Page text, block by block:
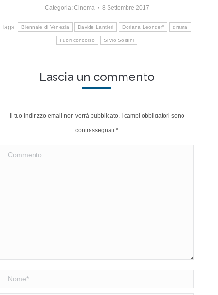
Categoria: Cinema 8 Settembre 2017
Tags: Biennale di Venezia Davide Lantieri Doriana Leondeff drama
Fuori concorso Silvio Soldini
Lascia un commento
Il tuo indirizzo email non verrà pubblicato. I campi obbligatori sono
contrassegnati *
Commento
Nome *